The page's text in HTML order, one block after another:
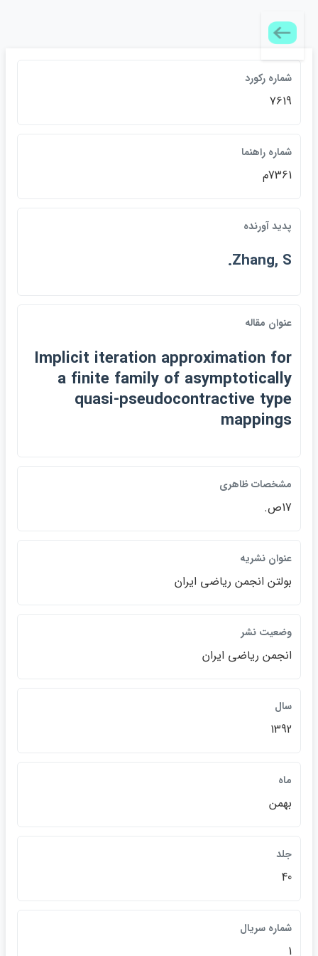
شماره رکورد
7619
شماره راهنما
7361م
پديد آورنده
Zhang, S.
عنوان مقاله
Implicit iteration approximation for
a finite family of asymptotically
quasi-pseudocontractive type
mappings
مشخصات ظاهري
17ص.
عنوان نشريه
بولتن انجمن رياضي ايران
وضعيت نشر
انجمن رياضي ايران
سال
1392
ماه
بهمن
جلد
40
شماره سريال
1